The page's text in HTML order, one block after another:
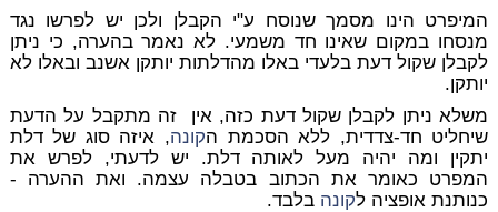
המיפרט הינו מסמך שנוסח ע"י הקבלן ולכן יש לפרשו נגד
מנסחו במקום שאינו חד משמעי. לא נאמר בהערה, כי ניתן
לקבלן שקול דעת בלעדי באלו מהדלתות יותקן אשנב ובאלו לא
יותקן.
משלא ניתן לקבלן שקול דעת כזה, אין זה מתקבל על הדעת
שיחליט חד-צדדית, ללא הסכמת הקונה, איזה סוג של דלת
יתקין ומה יהיה מעל לאותה דלת. יש לדעתי, לפרש את
המפרט כאומר את הכתוב בטבלה עצמה. ואת ההערה -
כנותנת אופציה לקונה בלבד.